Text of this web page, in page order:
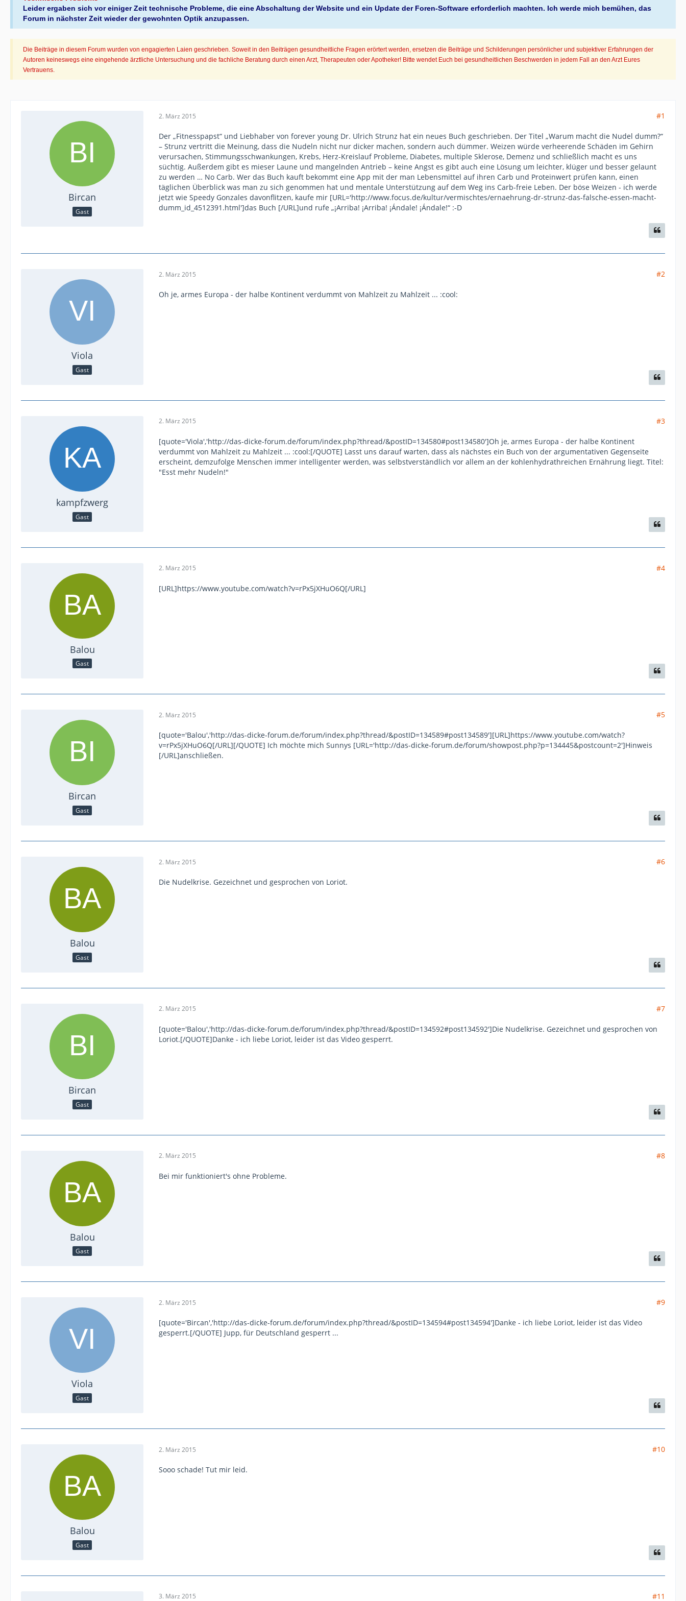
Leider ergaben sich vor einiger Zeit technische Probleme, die eine Abschaltung der Website und ein Update der Foren-Software erforderlich machten. Ich werde mich bemühen, das
Forum in nächster Zeit wieder der gewohnten Optik anzupassen.
Die Beiträge in diesem Forum wurden von engagierten Laien geschrieben. Soweit in den Beiträgen gesundheitliche Fragen erörtert werden, ersetzen die Beiträge und Schilderungen persönlicher und subjektiver Erfahrungen der
Autoren keineswegs eine eingehende ärztliche Untersuchung und die fachliche Beratung durch einen Arzt, Therapeuten oder Apotheker! Bitte wendet Euch bei gesundheitlichen Beschwerden in jedem Fall an den Arzt Eures
Vertrauens.
Bircan
Gast
2. März 2015 #1
Der „Fitnesspapst“ und Liebhaber von forever young Dr. Ulrich Strunz hat ein neues Buch geschrieben. Der Titel „Warum macht die Nudel dumm?“
– Strunz vertritt die Meinung, dass die Nudeln nicht nur dicker machen, sondern auch dümmer. Weizen würde verheerende Schäden im Gehirn
verursachen, Stimmungsschwankungen, Krebs, Herz-Kreislauf Probleme, Diabetes, multiple Sklerose, Demenz und schließlich macht es uns
süchtig. Außerdem gibt es mieser Laune und mangelnden Antrieb – keine Angst es gibt auch eine Lösung um leichter, klüger und besser gelaunt
zu werden … No Carb. Wer das Buch kauft bekommt eine App mit der man Lebensmittel auf ihren Carb und Proteinwert prüfen kann, einen
täglichen Überblick was man zu sich genommen hat und mentale Unterstützung auf dem Weg ins Carb-freie Leben. Der böse Weizen - ich werde
jetzt wie Speedy Gonzales davonflitzen, kaufe mir [URL='http://www.focus.de/kultur/vermischtes/ernaehrung-dr-strunz-das-falsche-essen-macht-
dumm_id_4512391.html']das Buch [/URL]und rufe „¡Arriba! ¡Arriba! ¡Ándale! ¡Ándale!“ :-D
Viola
Gast
2. März 2015 #2
Oh je, armes Europa - der halbe Kontinent verdummt von Mahlzeit zu Mahlzeit ... :cool:
kampfzwerg
Gast
2. März 2015 #3
[quote='Viola','http://das-dicke-forum.de/forum/index.php?thread/&postID=134580#post134580']Oh je, armes Europa - der halbe Kontinent
verdummt von Mahlzeit zu Mahlzeit ... :cool:[/QUOTE] Lasst uns darauf warten, dass als nächstes ein Buch von der argumentativen Gegenseite
erscheint, demzufolge Menschen immer intelligenter werden, was selbstverständlich vor allem an der kohlenhydrathreichen Ernährung liegt. Titel:
"Esst mehr Nudeln!"
Balou
Gast
2. März 2015 #4
[URL]https://www.youtube.com/watch?v=rPx5jXHuO6Q[/URL]
Bircan
Gast
2. März 2015 #5
[quote='Balou','http://das-dicke-forum.de/forum/index.php?thread/&postID=134589#post134589'][URL]https://www.youtube.com/watch?
v=rPx5jXHuO6Q[/URL][/QUOTE] Ich möchte mich Sunnys [URL='http://das-dicke-forum.de/forum/showpost.php?p=134445&postcount=2']Hinweis
[/URL]anschließen.
Balou
Gast
2. März 2015 #6
Die Nudelkrise. Gezeichnet und gesprochen von Loriot.
Bircan
Gast
2. März 2015 #7
[quote='Balou','http://das-dicke-forum.de/forum/index.php?thread/&postID=134592#post134592']Die Nudelkrise. Gezeichnet und gesprochen von
Loriot.[/QUOTE]Danke - ich liebe Loriot, leider ist das Video gesperrt.
Balou
Gast
2. März 2015 #8
Bei mir funktioniert's ohne Probleme.
Viola
Gast
2. März 2015 #9
[quote='Bircan','http://das-dicke-forum.de/forum/index.php?thread/&postID=134594#post134594']Danke - ich liebe Loriot, leider ist das Video
gesperrt.[/QUOTE] Jupp, für Deutschland gesperrt ...
Balou
Gast
2. März 2015 #10
Sooo schade! Tut mir leid.
3. März 2015 #11